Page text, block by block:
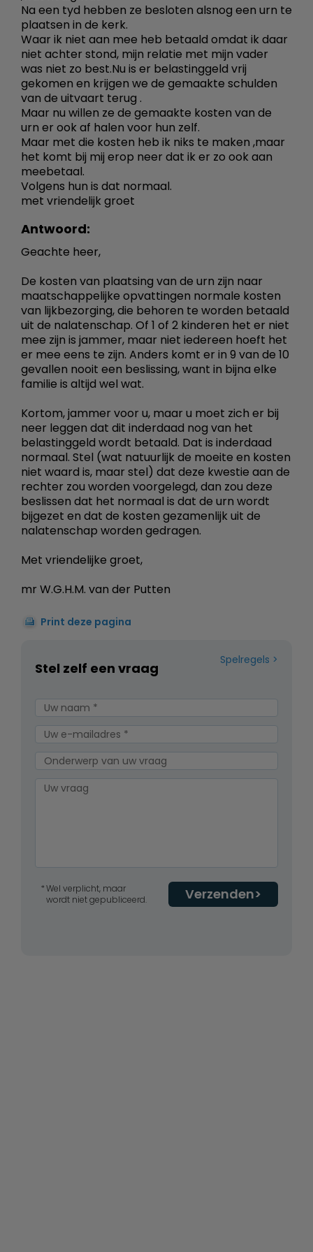
Na een tyd hebben ze besloten alsnog een urn te
plaatsen in de kerk.
Waar ik niet aan mee heb betaald omdat ik daar
niet achter stond, mijn relatie met mijn vader
was niet zo best.Nu is er belastinggeld vrij
gekomen en krijgen we de gemaakte schulden
van de uitvaart terug .
Maar nu willen ze de gemaakte kosten van de
urn er ook af halen voor hun zelf.
Maar met die kosten heb ik niks te maken ,maar
het komt bij mij erop neer dat ik er zo ook aan
meebetaal.
Volgens hun is dat normaal.
met vriendelijk groet
Antwoord:
Geachte heer,
De kosten van plaatsing van de urn zijn naar
maatschappelijke opvattingen normale kosten
van lijkbezorging, die behoren te worden betaald
uit de nalatenschap. Of 1 of 2 kinderen het er niet
mee zijn is jammer, maar niet iedereen hoeft het
er mee eens te zijn. Anders komt er in 9 van de 10
gevallen nooit een beslissing, want in bijna elke
familie is altijd wel wat.
Kortom, jammer voor u, maar u moet zich er bij
neer leggen dat dit inderdaad nog van het
belastinggeld wordt betaald. Dat is inderdaad
normaal. Stel (wat natuurlijk de moeite en kosten
niet waard is, maar stel) dat deze kwestie aan de
rechter zou worden voorgelegd, dan zou deze
beslissen dat het normaal is dat de urn wordt
bijgezet en dat de kosten gezamenlijk uit de
nalatenschap worden gedragen.
Met vriendelijke groet,
mr W.G.H.M. van der Putten
Print deze pagina
Spelregels
Stel zelf een vraag
Verzenden
Wel verplicht, maar
wordt niet gepubliceerd.